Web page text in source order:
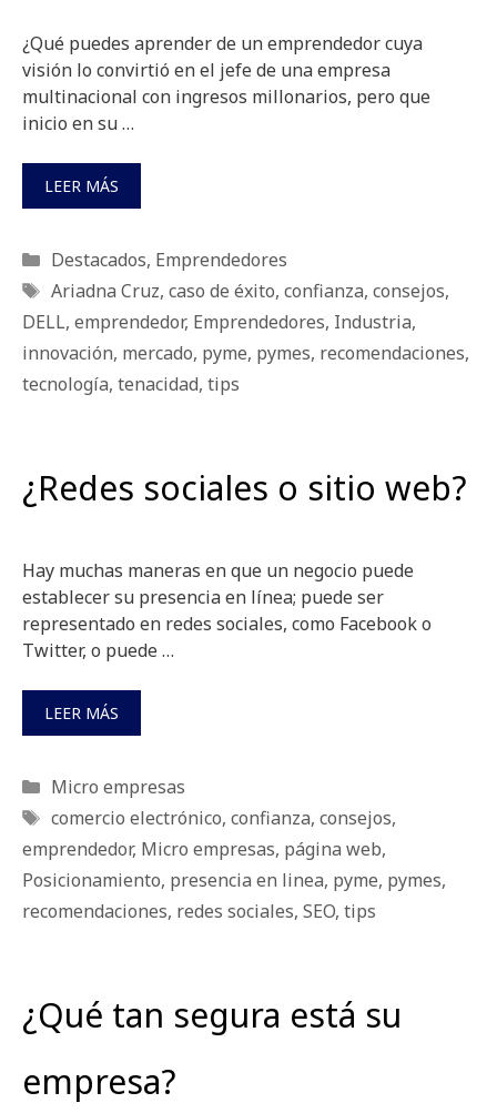
¿Qué puedes aprender de un emprendedor cuya
visión lo convirtió en el jefe de una empresa
multinacional con ingresos millonarios, pero que
inicio en su …
LEER MÁS
Categorías
Destacados, Emprendedores
Etiquetas
Ariadna Cruz, caso de éxito, confianza, consejos,
DELL, emprendedor, Emprendedores, Industria,
innovación, mercado, pyme, pymes, recomendaciones,
tecnología, tenacidad, tips
¿Redes sociales o sitio web?
Hay muchas maneras en que un negocio puede
establecer su presencia en línea; puede ser
representado en redes sociales, como Facebook o
Twitter, o puede …
LEER MÁS
Categorías
Micro empresas
Etiquetas
comercio electrónico, confianza, consejos,
emprendedor, Micro empresas, página web,
Posicionamiento, presencia en linea, pyme, pymes,
recomendaciones, redes sociales, SEO, tips
¿Qué tan segura está su
empresa?